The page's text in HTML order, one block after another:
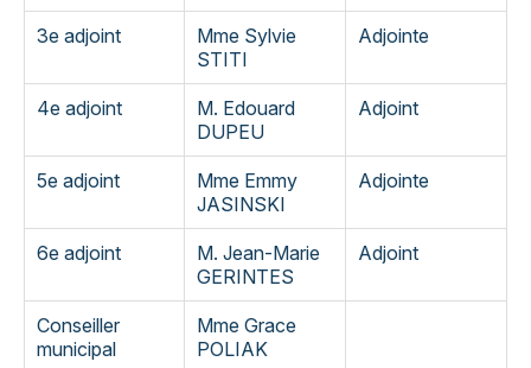
3e adjoint
Mme Sylvie
STITI
Adjointe
4e adjoint
M. Edouard
DUPEU
Adjoint
5e adjoint
Mme Emmy
JASINSKI
Adjointe
6e adjoint
M. Jean-Marie
GERINTES
Adjoint
Conseiller
municipal
Mme Grace
POLIAK